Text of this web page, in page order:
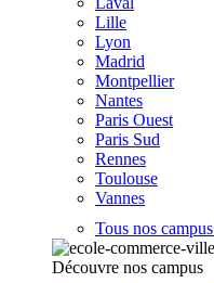
Lille
Lyon
Madrid
Montpellier
Nantes
Paris Ouest
Paris Sud
Rennes
Toulouse
Vannes
Tous nos campus
Découvre nos campus